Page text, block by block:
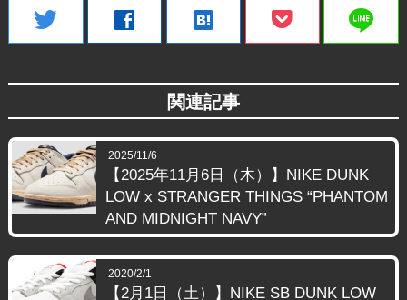
twitter facebook hatenabookmark line
関連記事
2025/11/6
【2025年11月6日（木）】NIKE DUNK
LOW x STRANGER THINGS “PHANTOM
AND MIDNIGHT NAVY”
2020/2/1
【2月1日（土）】NIKE SB DUNK LOW